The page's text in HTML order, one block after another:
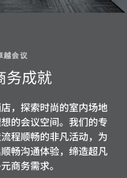
越会议
务成就
，探索时尚的室内场地
的会议空间。我们的专
程顺畅的非凡活动，为
畅沟通体验，缔造超凡
商务需求。